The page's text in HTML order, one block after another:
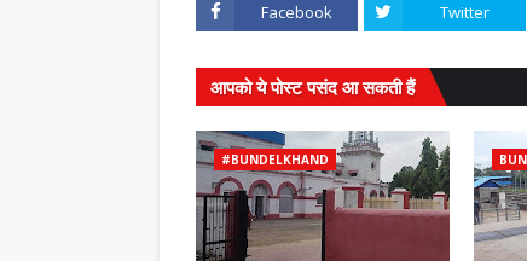
Facebook Twitter
आपको ये पोस्ट पसंद आ सकती हैं
#BUNDELKHAND